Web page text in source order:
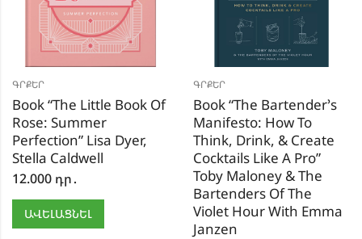
ԳՐՔԵՐ
Book “The Little Book Of
Rose: Summer
Perfection” Lisa Dyer,
Stella Caldwell
12.000 դր․
ԱՎԵԼԱՑՆԵԼ
ԳՐՔԵՐ
Book “The Bartender’s
Manifesto: How To
Think, Drink, & Create
Cocktails Like A Pro”
Toby Maloney & The
Bartenders Of The
Violet Hour With Emma
Janzen